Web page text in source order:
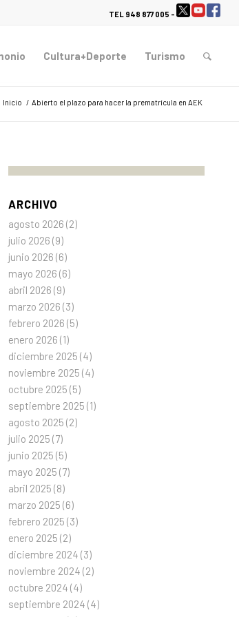
TEL 948 877 005 -
Cultura+Deporte Turismo
Inicio / Abierto el plazo para hacer la prematrícula en AEK
ARCHIVO
agosto 2026 (2)
julio 2026 (9)
junio 2026 (6)
mayo 2026 (6)
abril 2026 (9)
marzo 2026 (3)
febrero 2026 (5)
enero 2026 (1)
diciembre 2025 (4)
noviembre 2025 (4)
octubre 2025 (5)
septiembre 2025 (1)
agosto 2025 (2)
julio 2025 (7)
junio 2025 (5)
mayo 2025 (7)
abril 2025 (8)
marzo 2025 (6)
febrero 2025 (3)
enero 2025 (2)
diciembre 2024 (3)
noviembre 2024 (2)
octubre 2024 (4)
septiembre 2024 (4)